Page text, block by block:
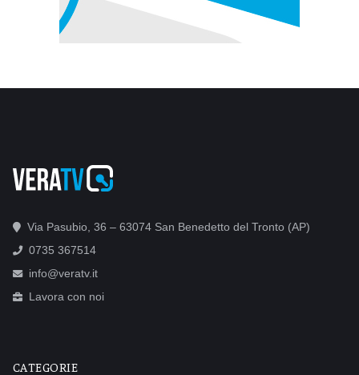
Via Pasubio, 36 – 63074 San Benedetto del Tronto (AP)
0735 367514
info@veratv.it
Lavora con noi
CATEGORIE